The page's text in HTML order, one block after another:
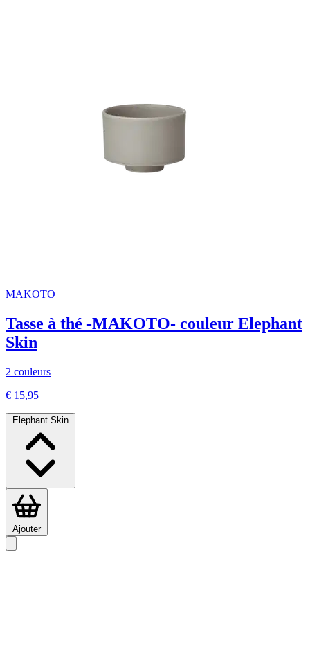
MAKOTO
Tasse à thé -MAKOTO- couleur Elephant
Skin
2 couleurs
€ 15,95
Elephant Skin
Ajouter